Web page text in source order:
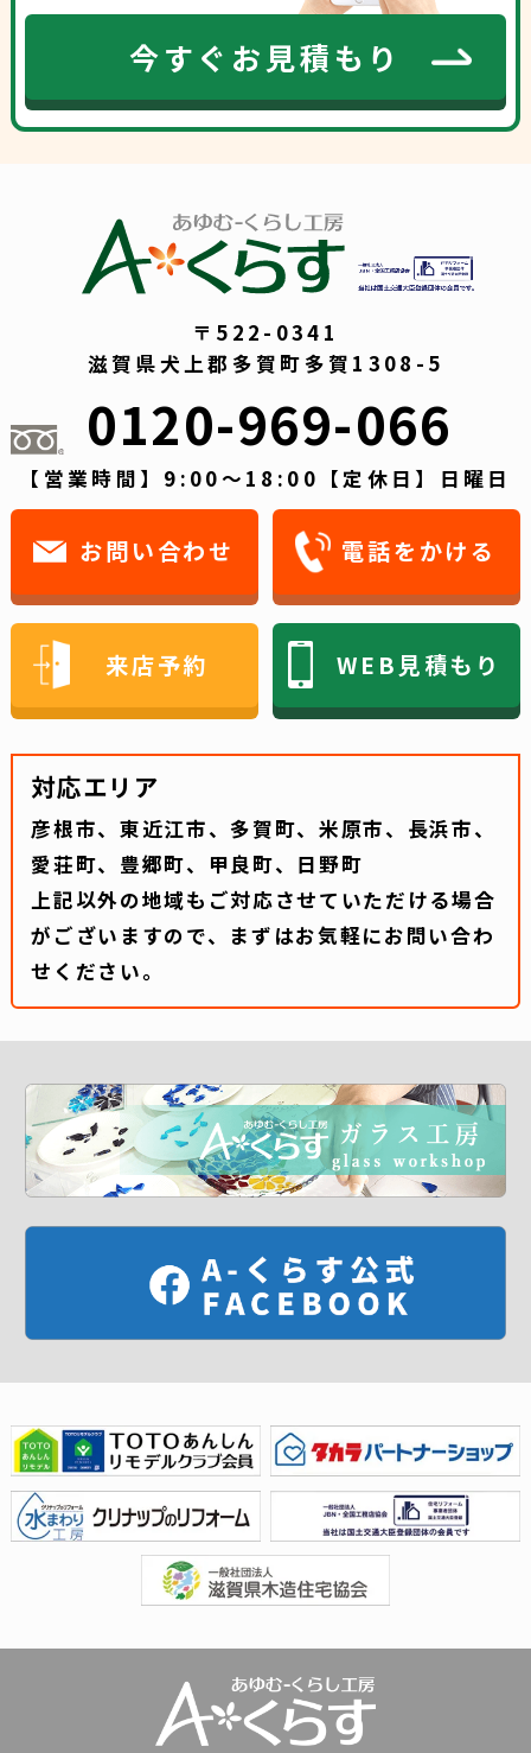
今すぐお見積もり
〒522-0341
滋賀県犬上郡多賀町多賀1308-5
0120-969-066
【営業時間】9:00～18:00【定休日】日曜日
お問い合わせ 電話をかける
来店予約 WEB見積もり
対応エリア
彦根市、東近江市、多賀町、米原市、長浜市、
愛荘町、豊郷町、甲良町、日野町
上記以外の地域もご対応させていただける場合
がございますので、まずはお気軽にお問い合わ
せください。